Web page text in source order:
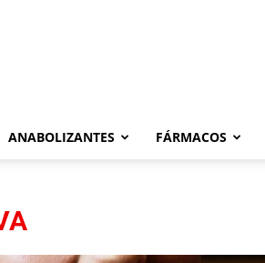
ANABOLIZANTES FÁRMACOS